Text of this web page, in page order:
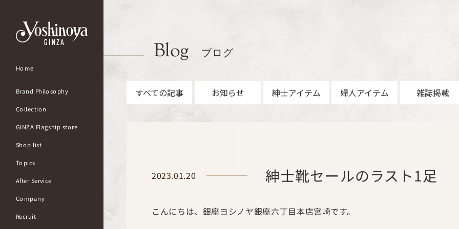
Home
Brand Philosophy
Collection
GINZA Flagship store
Shop list
Topics
After Service
Company
Recruit
Blog ブログ
すべての記事 お知らせ 紳士アイテム 婦人アイテム 雑誌掲載
2023.01.20 紳士靴セールのラスト1足
こんにちは、銀座ヨシノヤ銀座六丁目本店宮崎です。